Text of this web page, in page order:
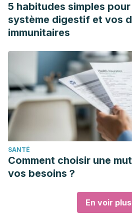
5 habitudes simples
système digestif et vos
immunitaires
SANTÉ
Comment choisir une
vos besoins ?
En voir